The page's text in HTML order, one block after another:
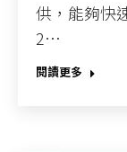
供，能夠快
2…
閱讀更多